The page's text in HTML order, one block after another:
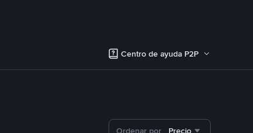
Centro de ayuda P2P
Ordenar por Precio